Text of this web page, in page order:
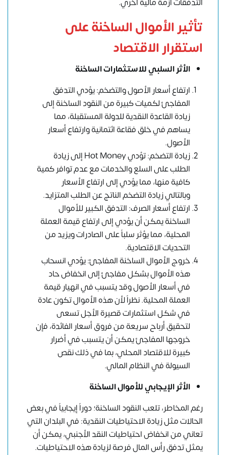
التدفقات أزمة مالية اخري.
تأثير الأموال الساخنة على
استقرار الاقتصاد
الأثر السلبي للاستثمارات الساخنة
ارتفاع أسعار الأصول والتضخم: يؤدي التدفق
المفاجئ لكميات كبيرة من النقود الساخنة إلى
زيادة القاعدة النقدية للدولة المستقبلة، مما
يساهم في خلق فقاعة ائتمانية وارتفاع أسعار
الأصول.
زيادة التضخم: تؤدي Hot Money إلى زيادة
الطلب على السلع والخدمات مع عدم توافر كمية
كافية منها، مما يؤدي إلى ارتفاع الأسعار
وبالتالي زيادة التضخم الناتج عن الطلب المتزايد.
ارتفاع أسعار الصرف: التدفق الكبير للأموال
الساخنة يمكن أن يؤدي إلى ارتفاع قيمة العملة
المحلية، مما يؤثر سلباً على الصادرات ويزيد من
التحديات الاقتصادية.
خروج الأموال الساخنة المفاجئ: يؤدي انسحاب
هذه الأموال بشكل مفاجئ إلى انخفاض حاد
في أسعار الأصول وقد يتسبب في انهيار قيمة
العملة المحلية. نظراً لأن هذه الأموال تكون عادة
في شكل استثمارات قصيرة الأجل تسعى
لتحقيق أرباح سريعة من فروق أسعار الفائدة، فإن
خروجها المفاجئ يمكن أن يتسبب في أضرار
كبيرة للاقتصاد المحلي، بما في ذلك نقص
السيولة في النظام المالي.
الأثر الإيجابي للأموال الساخنة
رغم المخاطر، تلعب النقود الساخنة؛ دوراً إيجابياً في بعض
الحالات مثل زيادة الاحتياطيات النقدية: في البلدان التي
تعاني من انخفاض احتياطيات النقد الأجنبي، يمكن أن
يمثل تدفق رأس المال فرصة لزيادة هذه الاحتياطيات.